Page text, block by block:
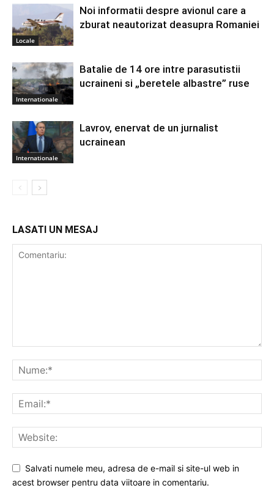
Locale
Noi informatii despre avionul care a
zburat neautorizat deasupra Romaniei
Internationale
Batalie de 14 ore intre parasutistii
ucraineni si „beretele albastre” ruse
Internationale
Lavrov, enervat de un jurnalist
ucrainean
LASATI UN MESAJ
Salvati numele meu, adresa de e-mail si site-ul web in
acest browser pentru data viitoare in comentariu.